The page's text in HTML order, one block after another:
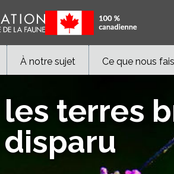
À notre sujet Ce que nous
les terres